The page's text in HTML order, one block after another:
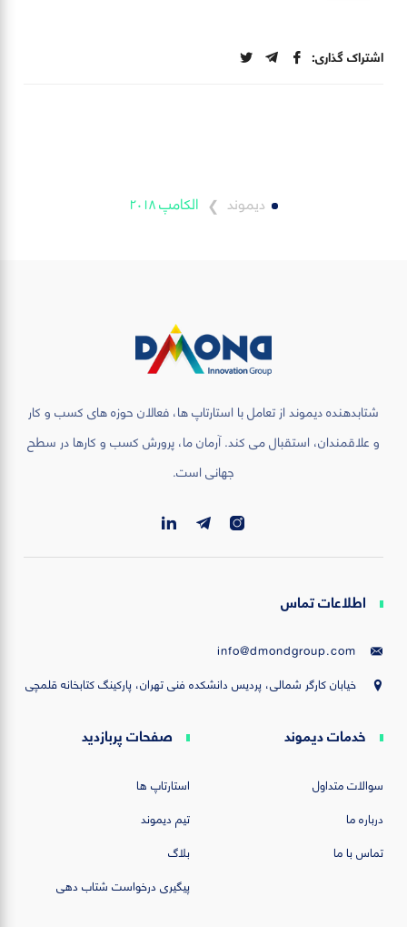
اشتراک گذاری:
دیموند ❯ الکامپ ٢٠١٨
شتابدهنده دیموند از تعامل با استارتاپ ها، فعالان حوزه های کسب و کار
و علاقمندان، استقبال می کند. آرمان ما، پرورش کسب و کارها در سطح
جهانی است.
اطلاعات تماس
info@dmondgroup.com
خیابان کارگر شمالی، پردیس دانشکده فنی تهران، پارکینگ کتابخانه قلمچی
خدمات دیموند
سوالات متداول
درباره ما
تماس با ما
صفحات پربازدید
استارتاپ ها
تیم دیموند
بلاگ
پیگیری درخواست شتاب دهی